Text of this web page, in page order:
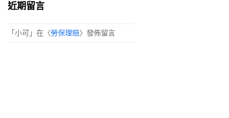
近期留言
「 小可 」在〈勞保理賠〉發佈留言